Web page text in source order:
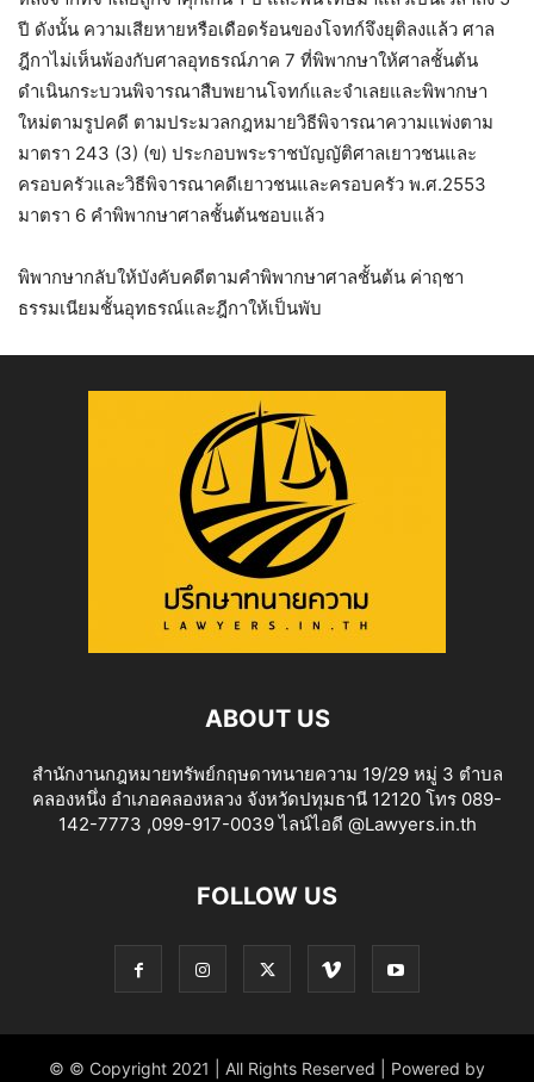
ปี ดังนั้น ความเสียหายหรือเดือดร้อนของโจทก์จึงยุติลงแล้ว ศาล
ฎีกาไม่เห็นพ้องกับศาลอุทธรณ์ภาค 7 ที่พิพากษาให้ศาลชั้นต้น
ดำเนินกระบวนพิจารณาสืบพยานโจทก์และจำเลยและพิพากษา
ใหม่ตามรูปคดี ตามประมวลกฎหมายวิธีพิจารณาความแพ่งตาม
มาตรา 243 (3) (ข) ประกอบพระราชบัญญัติศาลเยาวชนและ
ครอบครัวและวิธีพิจารณาคดีเยาวชนและครอบครัว พ.ศ.2553
มาตรา 6 คำพิพากษาศาลชั้นต้นชอบแล้ว
พิพากษากลับให้บังคับคดีตามคำพิพากษาศาลชั้นต้น ค่าฤชา
ธรรมเนียมชั้นอุทธรณ์และฎีกาให้เป็นพับ
ABOUT US
สำนักงานกฎหมายทรัพย์กฤษดาทนายความ 19/29 หมู่ 3 ตำบล
คลองหนึ่ง อำเภอคลองหลวง จังหวัดปทุมธานี 12120 โทร 089-
142-7773 ,099-917-0039 ไลน์ไอดี @Lawyers.in.th
FOLLOW US
© © Copyright 2021 | All Rights Reserved | Powered by